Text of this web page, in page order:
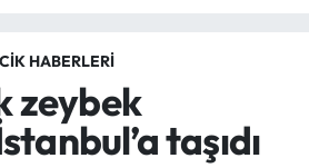
HABERLERI
zeybek
taşıdı
ve Fikstür